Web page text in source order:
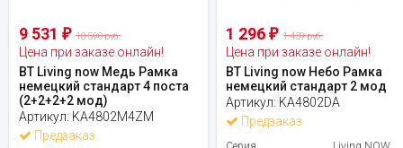
9 531 ₽ 10 590 руб.
Цена при заказе онлайн!
BT Living now Медь Рамка
немецкий стандарт 4 поста
(2+2+2+2 мод)
Артикул: KA4802M4ZM
Предзаказ
1 296₽ 1 439 руб.
Цена при заказе онлайн!
BT Living now Небо Рамка
немецкий стандарт 2 мод
Артикул: KA4802DA
Предзаказ